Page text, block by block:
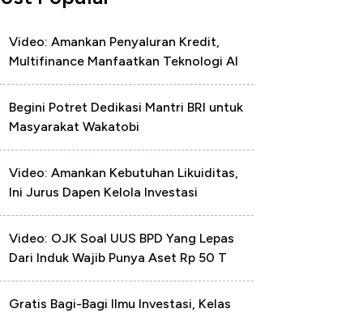
Video: Amankan Penyaluran Kredit,
Multifinance Manfaatkan Teknologi AI
Begini Potret Dedikasi Mantri BRI untuk
Masyarakat Wakatobi
Video: Amankan Kebutuhan Likuiditas,
Ini Jurus Dapen Kelola Investasi
Video: OJK Soal UUS BPD Yang Lepas
Dari Induk Wajib Punya Aset Rp 50 T
Gratis Bagi-Bagi Ilmu Investasi, Kelas